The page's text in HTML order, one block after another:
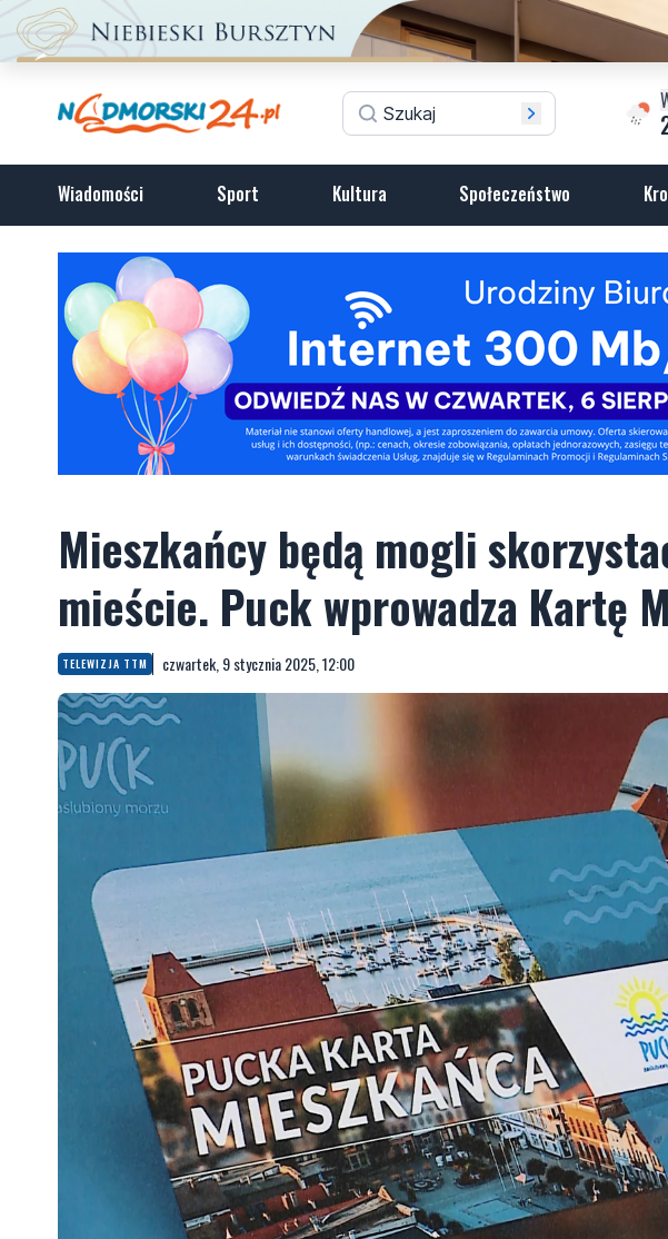
Wiadomości Sport Kultura Społeczeństwo
Mieszkańcy będą mogli
mieście. Puck wprowadza Kartę
TELEWIZJA TTM czwartek, 9 stycznia 2025, 12:00